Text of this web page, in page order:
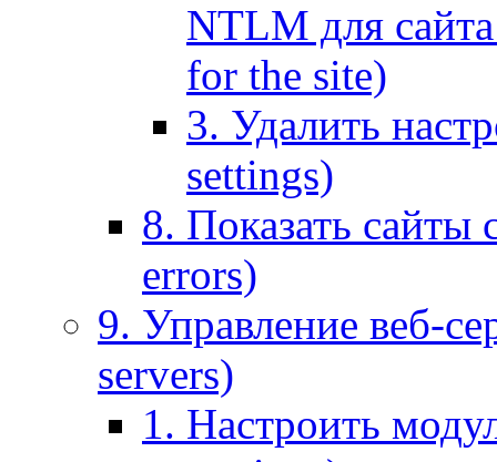
NTLM для
for the site)
3. Удалить
settings)
8. Показать
errors)
9. Управление веб-
servers)
1. Настроить